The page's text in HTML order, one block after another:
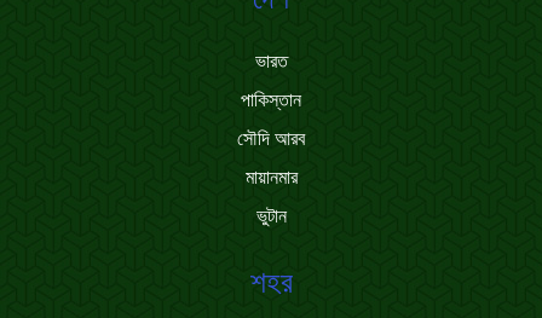
ভারত
পাকিস্তান
সৌদি আরব
মায়ানমার
ভুটান
শহর